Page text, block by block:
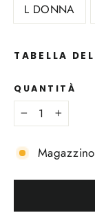
L DONNA
TABELLA
QUANTITÀ
−
+